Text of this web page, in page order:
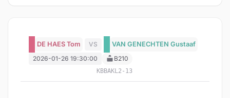
DE HAES Tom VS
VAN GENECHTEN Gustaaf
2026-01-26 19:30:00
B210
KBBAKL2-13